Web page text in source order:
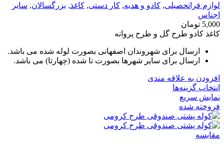
لوازم فراتحصیلی, کادو و هدیه, کار دستی, کاغذ, بزرگسالان, سایر
اجناس
5,000 تومان
کاغذ کادو طرح گل و طرح پروانه
ارسال برای شهروندان اصفهانی بصورت لوله شده می باشد.
ارسال برای سایر شهرها بصورت تا شده (چهارتا) می باشد.
افزودن به علاقه مندی
انتخاب گزینه‌ها
نمایش سریع
فروخته شده
مقايسه